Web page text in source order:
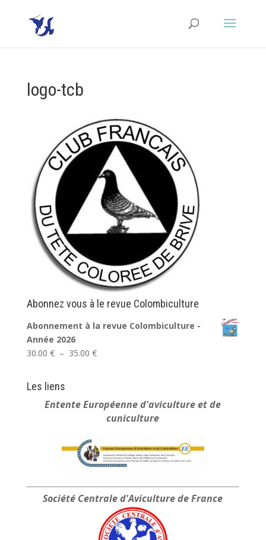
logo-tcb
Abonnez vous à le revue Colombiculture
Abonnement à la revue Colombiculture -
Année 2026
30.00 € – 35.00 €Plage
à
35.00 €
Les liens
Entente Européenned'aviculture et de
cuniculture
Société Centraled'Aviculture de France